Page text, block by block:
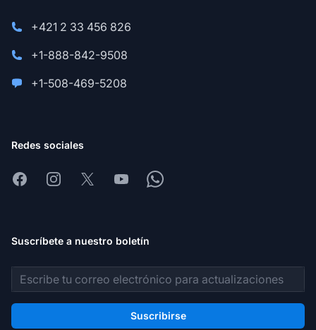
+421 2 33 456 826
+1-888-842-9508
+1-508-469-5208
Redes sociales
FacebookInstagram
X YoutubeWhatsapp
Suscríbete a nuestro boletín
Dirección de correo electrónico
Suscribirse